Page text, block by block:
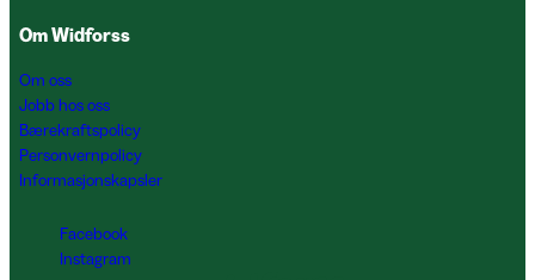
Om Widforss
Om oss
Jobb hos oss
Bærekraftspolicy
Personvernpolicy
Informasjonskapsler
Facebook
Instagram